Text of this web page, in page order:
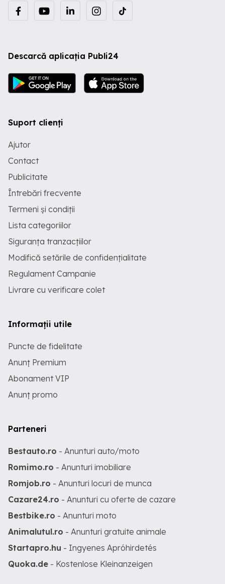
Descarcă aplicația Publi24
Suport clienți
Ajutor
Contact
Publicitate
Întrebări frecvente
Termeni și condiții
Lista categoriilor
Siguranța tranzacțiilor
Modifică setările de confidențialitate
Regulament Campanie
Livrare cu verificare colet
Informații utile
Puncte de fidelitate
Anunț Premium
Abonament VIP
Anunț promo
Parteneri
Bestauto.ro - Anunturi auto/moto
Romimo.ro - Anunturi imobiliare
Romjob.ro - Anunturi locuri de munca
Cazare24.ro - Anunturi cu oferte de cazare
Bestbike.ro - Anunturi moto
Animalutul.ro - Anunturi gratuite animale
Startapro.hu - Ingyenes Apróhirdetés
Quoka.de - Kostenlose Kleinanzeigen